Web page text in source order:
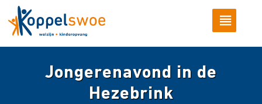
Jongerenavond in de
Hezebrink